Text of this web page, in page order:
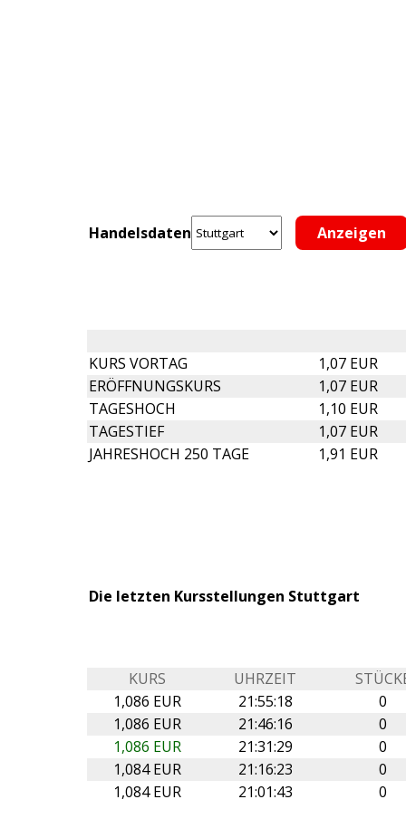
Handelsdaten
KURS VORTAG
1,07 EUR
ERÖFFNUNGSKURS
1,07 EUR
TAGESHOCH
1,10 EUR
TAGESTIEF
1,07 EUR
JAHRESHOCH 250 TAGE
1,91 EUR
Die letzten Kursstellungen Stuttgart
KURS UHRZEIT
1,086 EUR
21:55:18
0
1,086 EUR
21:46:16
0
1,086 EUR
21:31:29
0
1,084 EUR
21:16:23
0
1,084 EUR
21:01:43 0